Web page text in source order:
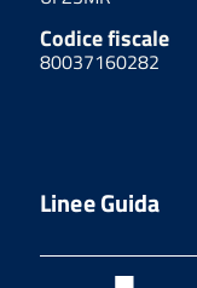
Codice fiscale
80037160282
Linee Guida